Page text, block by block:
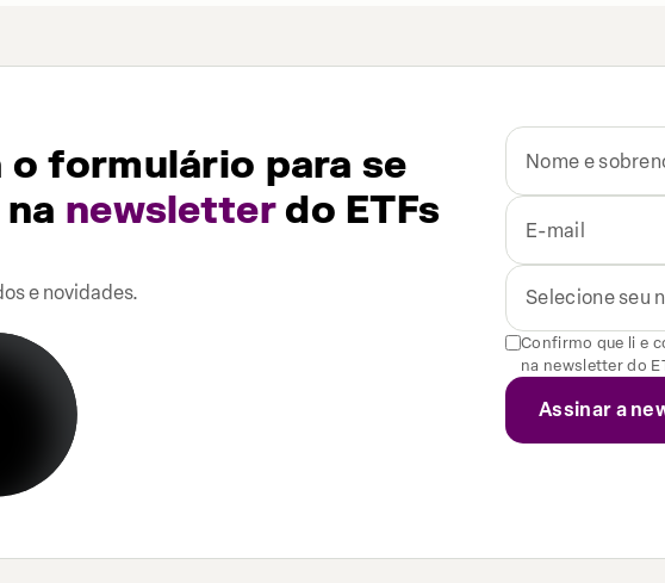
o formulário para se
newsletterdo ETFs
e novidades. Selecione seu
Confirmo que li e
na newsletter do